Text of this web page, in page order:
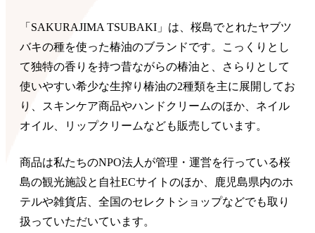
「SAKURAJIMA TSUBAKI」は、桜島でとれたヤブツ
バキの種を使った椿油のブランドです。こっくりとし
て独特の香りを持つ昔ながらの椿油と、さらりとして
使いやすい希少な生搾り椿油の2種類を主に展開してお
り、スキンケア商品やハンドクリームのほか、ネイル
オイル、リップクリームなども販売しています。
商品は私たちのNPO法人が管理・運営を行っている桜
島の観光施設と自社ECサイトのほか、鹿児島県内のホ
テルや雑貨店、全国のセレクトショップなどでも取り
扱っていただいています。